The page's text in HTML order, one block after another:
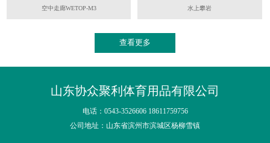
空中走廊WETOP-M3 水上攀岩
查看更多
山东协众聚利体育用品有限公司
电话：0543-3526606 18611759756
公司地址：山东省滨州市滨城区杨柳雪镇